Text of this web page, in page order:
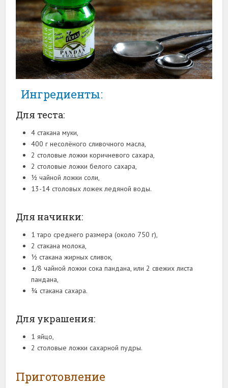
Ингредиенты:
Для теста:
4 стакана муки,
400 г несолёного сливочного масла,
2 столовые ложки коричневого сахара,
2 столовые ложки белого сахара,
½ чайной ложки соли,
13-14 столовых ложек ледяной воды.
Для начинки:
1 таро среднего размера (около 750 г),
2 стакана молока,
½ стакана жирных сливок,
1/8 чайной ложки сока пандана, или 2 свежих листа
пандана,
¾ стакана сахара.
Для украшения:
1 яйцо,
2 столовые ложки сахарной пудры.
Приготовление